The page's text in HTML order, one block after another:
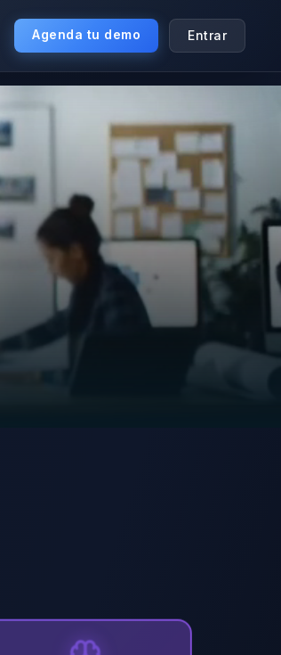
Agenda tu demo Entrar